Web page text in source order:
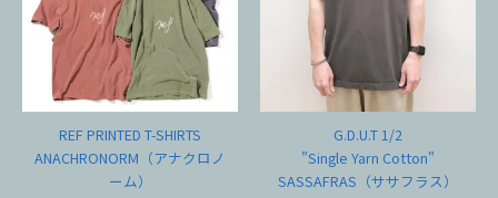
REF PRINTED T-SHIRTS
ANACHRONORM（アナクロノ
ーム）
G.D.U.T 1/2
"Single Yarn Cotton"
SASSAFRAS（ササフラス）